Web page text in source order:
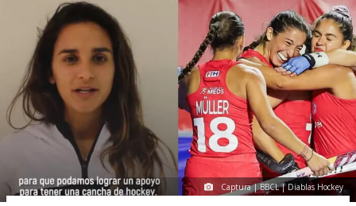
Captura | BBCL | Diablas Hockey